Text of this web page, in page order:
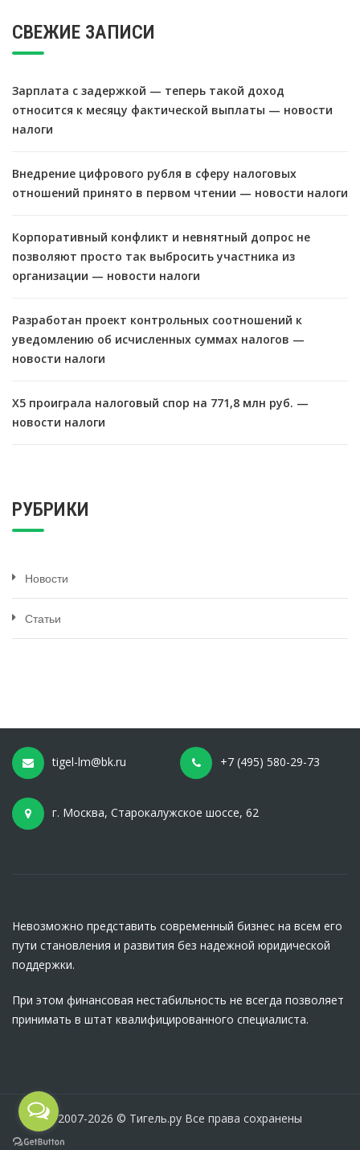
СВЕЖИЕ ЗАПИСИ
Зарплата с задержкой — теперь такой доход
относится к месяцу фактической выплаты — новости
налоги
Внедрение цифрового рубля в сферу налоговых
отношений принято в первом чтении — новости налоги
Корпоративный конфликт и невнятный допрос не
позволяют просто так выбросить участника из
организации — новости налоги
Разработан проект контрольных соотношений к
уведомлению об исчисленных суммах налогов —
новости налоги
X5 проиграла налоговый спор на 771,8 млн руб. —
новости налоги
РУБРИКИ
Новости
Статьи
tigel-lm@bk.ru +7 (495) 580-29-73
г. Москва, Старокалужское шоссе, 62
Невозможно представить современный бизнес на всем его
пути становления и развития без надежной юридической
поддержки.
При этом финансовая нестабильность не всегда позволяет
принимать в штат квалифицированного специалиста.
2007-2026 © Тигель.ру Все права сохранены